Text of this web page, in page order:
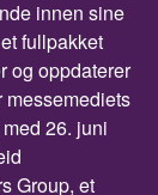
innen sine
fullpakket
og oppdaterer
messemediets
26. juni
Group, et